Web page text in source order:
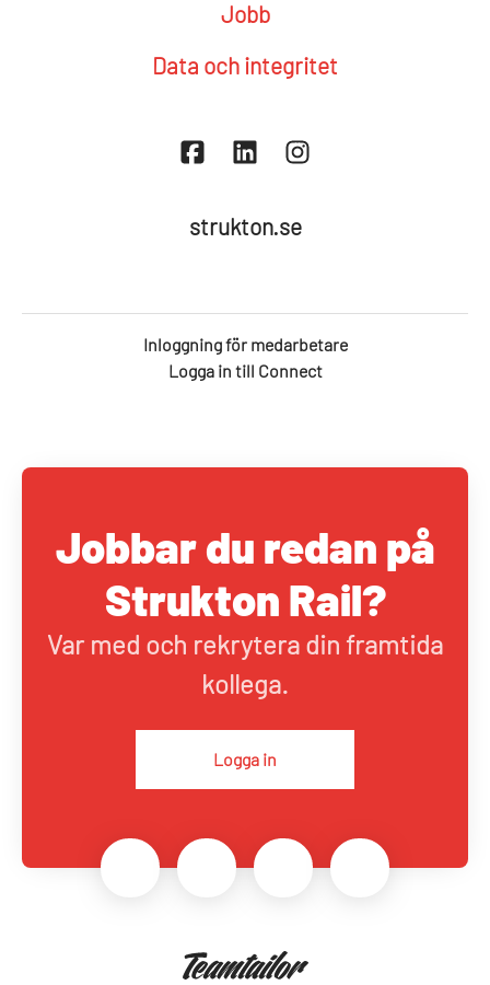
Jobb
Data och integritet
strukton.se
Inloggning för medarbetare
Logga in till Connect
Jobbar du redan på
Strukton Rail?
Var med och rekrytera din framtida
kollega.
Logga in